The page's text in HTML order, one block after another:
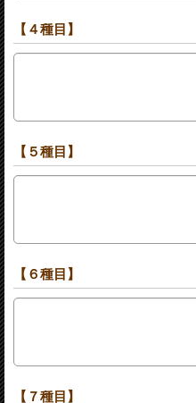
【４種目】
【５種目】
【６種目】
【７種目】